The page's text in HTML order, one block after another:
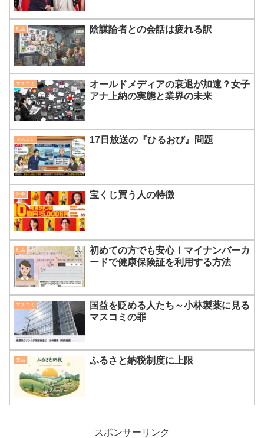
社会 陰謀論者との会話は疲れる訳
マスコミ
オールドメディアの衰退が加速？女子
アナ上納の実態と業界の未来
マスコミ 17日放送の『ひるおび』問題
社会 宝くじ買う人の特徴
社会
初めての方でも安心！マイナンバーカ
ードで健康保険証を利用する方法
マスコミ
国益を貶める人たち～小林製薬に見る
マスコミの罪
生活 ふるさと納税制度に上限
スポンサーリンク